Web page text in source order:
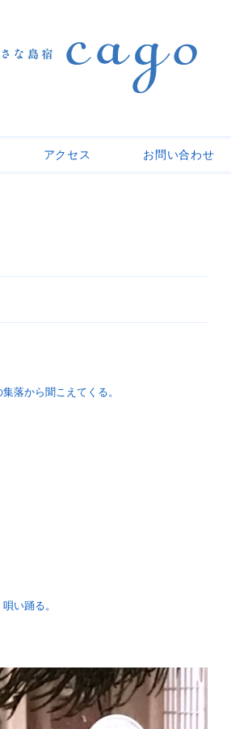
アクセス お問い合わせ
落から聞こえてくる。
い踊る。